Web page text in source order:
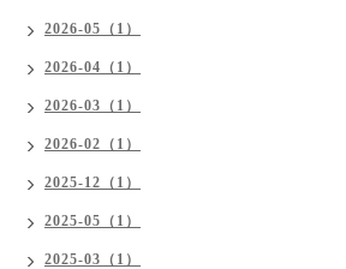
2026-05（1）
2026-04（1）
2026-03（1）
2026-02（1）
2025-12（1）
2025-05（1）
2025-03（1）